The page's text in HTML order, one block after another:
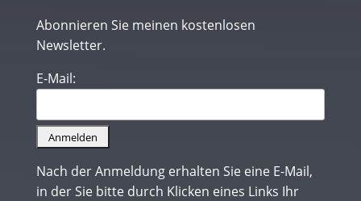
Abonnieren Sie meinen kostenlosen
Newsletter.
E-Mail:
Nach der Anmeldung erhalten Sie eine E-Mail,
in der Sie bitte durch Klicken eines Links Ihr